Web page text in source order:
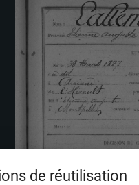
de réutilisation